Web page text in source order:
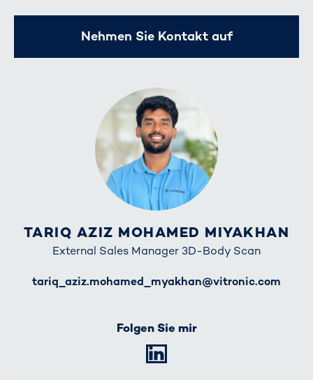
TARIQ AZIZ MOHAMED MIYAKHAN
External Sales Manager 3D-Body Scan
E-Mail
tariq_aziz.mohamed_myakhan@vitronic.com
Folgen Sie mir
Nehmen Sie Kontakt auf